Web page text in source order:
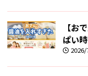
【お
ぱい